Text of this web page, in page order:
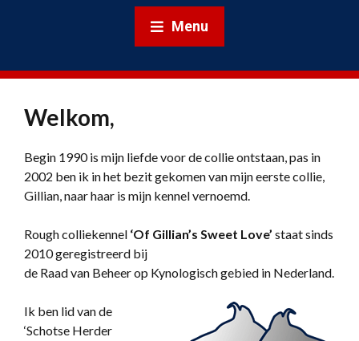
Menu
Welkom,
Begin 1990 is mijn liefde voor de collie ontstaan, pas in
2002 ben ik in het bezit gekomen van mijn eerste collie,
Gillian, naar haar is mijn kennel vernoemd.
Rough colliekennel ‘Of Gillian’s Sweet Love’ staat sinds
2010 geregistreerd bij
de Raad van Beheer op Kynologisch gebied in Nederland.
Ik ben lid van de
‘Schotse Herder